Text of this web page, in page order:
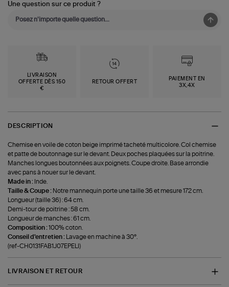
Une question sur ce produit ?
LIVRAISON
OFFERTE DÈS 150
€
RETOUR OFFERT
PAIEMENT EN
3X,4X
DESCRIPTION
Chemise en voile de coton beige imprimé tacheté multicolore. Col chemise
et patte de boutonnage sur le devant. Deux poches plaquées sur la poitrine.
Manches longues boutonnées aux poignets. Coupe droite. Base arrondie
avec pans à nouer sur le devant.
Made in : Inde.
Taille & Coupe : Notre mannequin porte une taille 36 et mesure 172 cm.
Longueur (taille 36) : 64 cm.
Demi-tour de poitrine : 58 cm.
Longueur de manches : 61 cm.
Composition :100% coton.
Conseil d'entretien :
Lavage en machine à 30°.
(ref-CH0131FAB1J07EPELI)
LIVRAISON ET RETOUR